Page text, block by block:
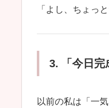
「よし、ちょっ
3. 「今日
以前の私は「一